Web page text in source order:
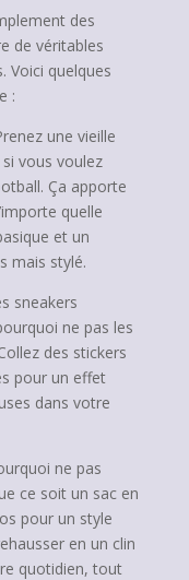
des
de véritables
Voici quelques
:
une vieille
vous voulez
Ça apporte
quelle
et un
mais stylé.
sneakers
ne pas les
des stickers
pour un effet
dans votre
ne pas
ce soit un sac en
pour un style
en un clin
quotidien, tout